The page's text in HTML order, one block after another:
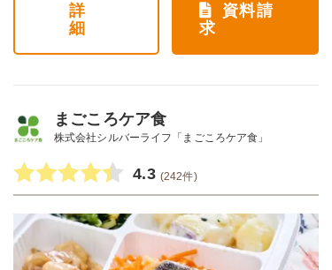
詳
細
資料請
求
まごころケア食
株式会社シルバーライフ「まごころケア食」
4.3 (242件)